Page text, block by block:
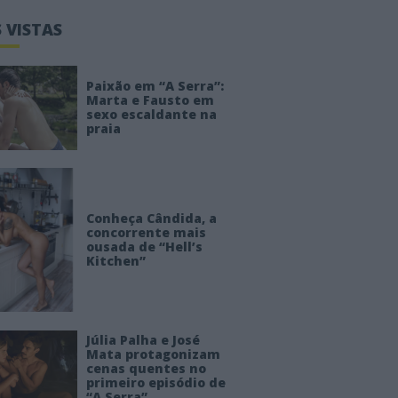
VISTAS
Paixão em “A Serra”:
Marta e Fausto em
sexo escaldante na
praia
Conheça Cândida, a
concorrente mais
ousada de “Hell’s
Kitchen”
Júlia Palha e José
Mata protagonizam
cenas quentes no
primeiro episódio de